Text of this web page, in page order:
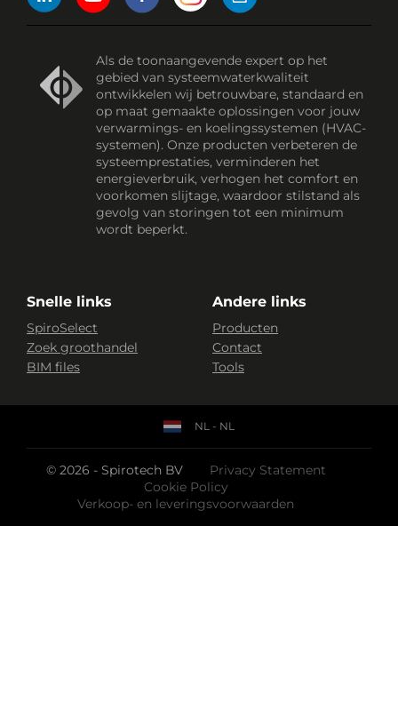
Als de toonaangevende expert op het
gebied van systeemwaterkwaliteit
ontwikkelen wij betrouwbare, standaard en
op maat gemaakte oplossingen voor jouw
verwarmings- en koelingssystemen (HVAC-
systemen). Onze producten verbeteren de
systeemprestaties, verminderen het
energieverbruik, verhogen het comfort en
voorkomen slijtage, waardoor stilstand als
gevolg van storingen tot een minimum
wordt beperkt.
Snelle links
SpiroSelect
Zoek groothandel
BIM files
Andere links
Producten
Contact
Tools
© 2026 - Spirotech BV
Privacy Statement
Cookie Policy
Verkoop- en leveringsvoorwaarden
NL - NL